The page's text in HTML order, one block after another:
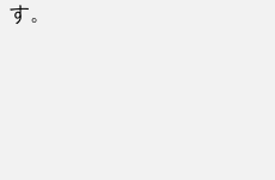
す。